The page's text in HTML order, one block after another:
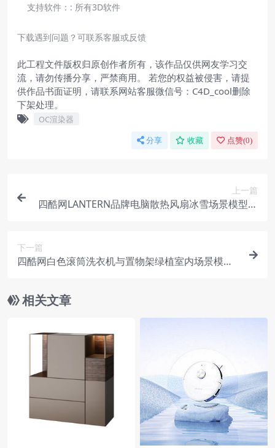
支持软件：: 所有3D软件
下载遇到问题？可联系客服或反馈
此工程文件版权归原创作者所有，该作品仅供网友学习交
流，请勿传播分享，严禁商用。 若您的权益被侵害，请提
供作品书面证明，请联系网站客服微信号：C4D_cool删除
下架处理。
OC渲染器
分享 收藏 点赞(0)
上一篇
四酷网LANTERN品牌电脑散热风扇冰雪场景模型工
下一篇
四酷网白色滚筒洗衣机与置物架绿植室内场景模型
相关文章